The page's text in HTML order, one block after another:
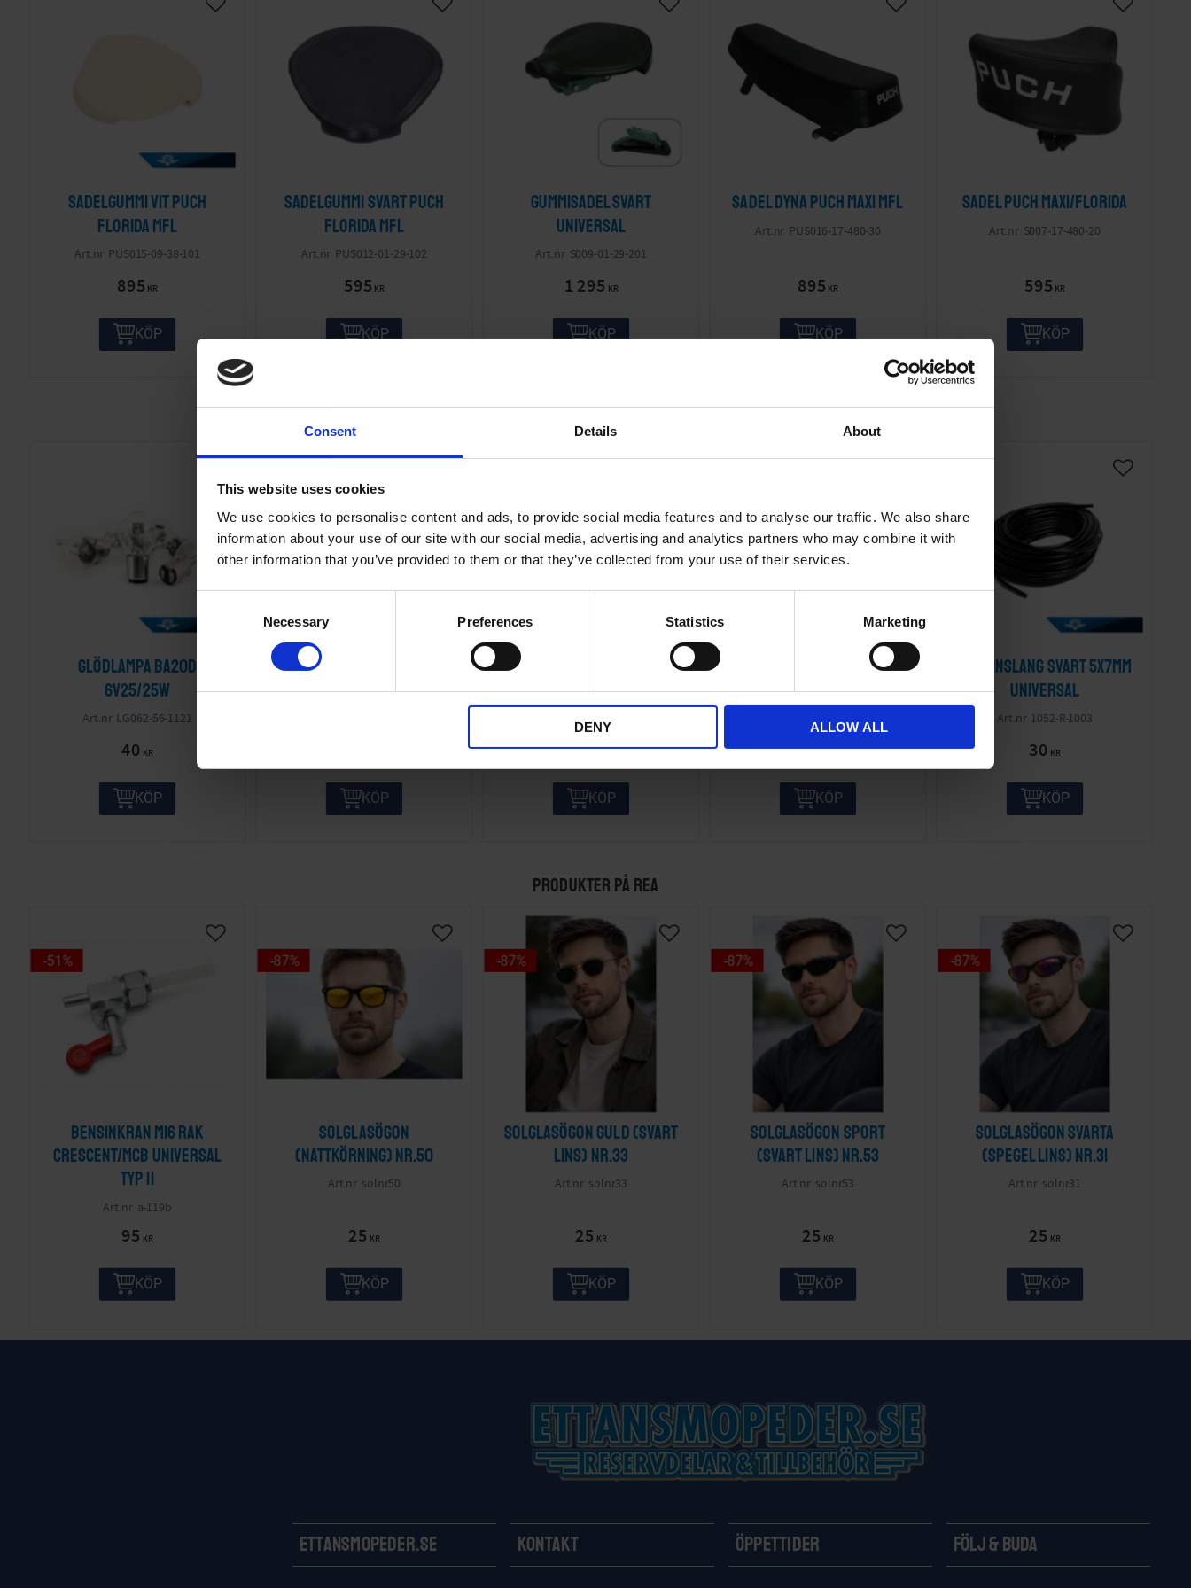
Consent Details About
This website uses cookies
We use cookies to personalise content and ads, to provide social media features and to analyse our traffic. We also share
information about your use of our site with our social media, advertising and analytics partners who may combine it with
other information that you’ve provided to them or that they’ve collected from your use of their services.
o
e
Necessary Preferences Statistics Marketing
DENY ALLOW ALL
Sadelgummi vit Puch
Florida mfl
PUS015-09-38-101
895 KR
KÖP
Sadelgummi svart Puch
Florida mfl
PUS012-01-29-102
595 KR
KÖP
Gummisadel Svart
Universal
S009-01-29-201
1 295 KR
KÖP
Sadel dyna Puch Maxi mfl
PUS016-17-480-30
895 KR
KÖP
Sadel Puch Maxi/Florida
S007-17-480-20
595 KR
KÖP
Glödlampa BA20D
6V25/25W
LG062-56-1121
40 KR
KÖP
Slang 17-200/225
(21x200/225)
KÖP
LG005-56-1571
25
KÖP
Däck 2.25 - 19 " TT Road
(23x2.25)
119075
395
KÖP
Bensinslang svart 5x7mm
Universal
1052-R-1003
30 KR
KÖP
PRODUKTER PÅ REA
Bensinkran M16 Rak
Crescent/MCB Universal
Typ II
a-119b
95 KR
51 %
KÖP
Solglasögon
(nattkörning) nr.50
solnr50
25 KR
87%
KÖP
Solglasögon guld (svart
lins) nr.33
solnr33
25 KR
87%
KÖP
Solglasögon sport
(svart lins) nr.53
solnr53
25 KR
87%
KÖP
Solglasögon svarta
(spegel lins) nr.31
solnr31
25 KR
87%
KÖP
Ettansmopeder.se Kontakt Öppettider Följ & Buda